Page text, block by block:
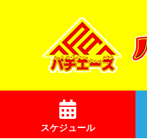
スケジュール